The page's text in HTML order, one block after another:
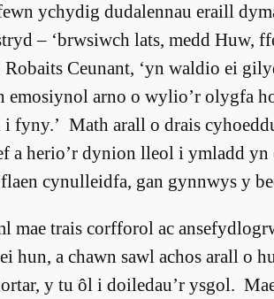
ychydig dudalennau eraill
– ‘brwsiwch lats, medd Huw,
Robaits Ceunant, ‘yn waldio ei
emosiynol arno o wylio’r olygfa
fyny.’ Math arall o drais
a herio’r dynion lleol i ymladd
cynulleidfa, gan gynnwys y
mae trais corfforol ac
hun, a chawn sawl achos arall o
y tu ôl i doiledau’r ysgol.